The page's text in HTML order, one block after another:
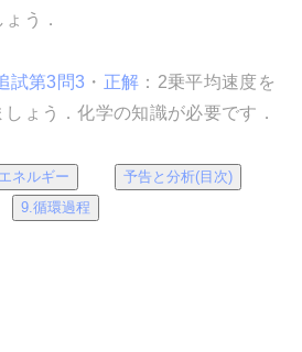
う．
試第3問3 ・ 正解 ：2乗平均速度を
ょう．化学の知識が必要です．
ネルギー
予告と分析(目次)
9.循環過程